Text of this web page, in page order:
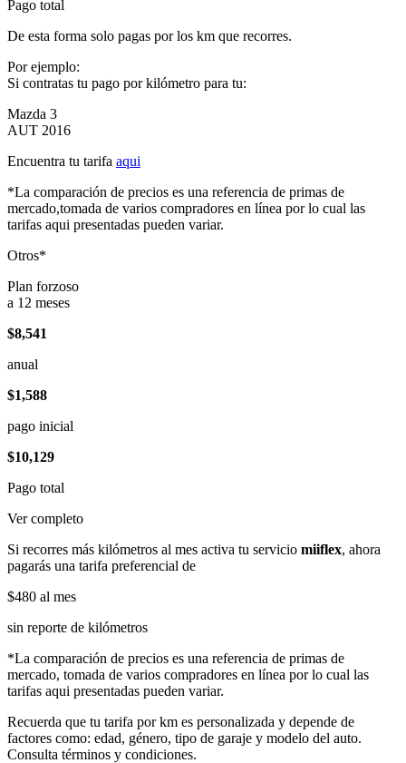
Pago total
De esta forma solo pagas por los km que recorres.
Por ejemplo:
Si contratas tu pago por kilómetro para tu:
Mazda 3
AUT 2016
Encuentra tu tarifa aqui
*La comparación de precios es una referencia de primas de
mercado,tomada de varios compradores en línea por lo cual las
tarifas aqui presentadas pueden variar.
Otros*
Plan forzoso
a 12 meses
$8,541
anual
$1,588
pago inicial
$10,129
Pago total
Ver completo
Si recorres más kilómetros al mes activa tu servicio miiflex, ahora
pagarás una tarifa preferencial de
$480 al mes
sin reporte de kilómetros
*La comparación de precios es una referencia de primas de
mercado, tomada de varios compradores en línea por lo cual las
tarifas aqui presentadas pueden variar.
Recuerda que tu tarifa por km es personalizada y depende de
factores como: edad, género, tipo de garaje y modelo del auto.
Consulta términos y condiciones.